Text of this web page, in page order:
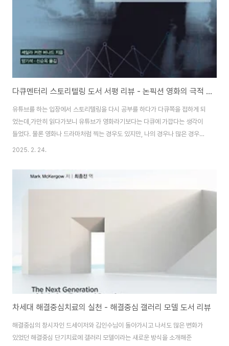
다큐멘터리 스토리텔링 도서 서평 리뷰 - 논픽션 영화의 극적 재구성
유튜브를 하는 입장에서 스토리텔링을 다시 공부를 하다가 다큐쪽을 접하게 되
었는데,가만히 읽다가보니 유튜브가 영화라기보다는 다큐에 가깝다는 생각이
들었다. 물론 영화나 드라마처럼 찍는 경우도 있지만, 나의 경우나 많은 경우가
다큐의 방식으로 접근을 한다. 어떤 결론이 내려지 입장에서 대본을 따라가는
큰 기대를 하지도 않았고, 분량이 무려 500페이지가 넘고 4만원이 넘는 가격
듯 하다.https://link.coupang.com/a/cgddvn 다큐멘터리 스토리텔링:논
2025. 2. 24.
차세대 해결중심치료의 실천 - 해결중심 갤러리 모델 도서 리뷰
해결중심의 창시자인 드세이저와 김인수님이 돌아가시고 나서도 많은 변화가
있었던 해결중심 단기치료에 갤러리 모델이라는 새로운 방식을 소개해준